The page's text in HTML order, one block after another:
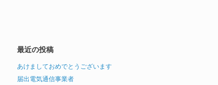
最近の投稿
あけましておめでとうございます
届出電気通信事業者